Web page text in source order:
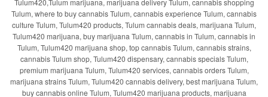
Tulum, where to buy cannabis Tulum, cannabis experience Tulum, cannabis
culture Tulum, Tulum420 products, Tulum cannabis deals, marijuana Tulum,
Tulum420 marijuana, buy marijuana Tulum, cannabis in Tulum, cannabis in
Tulum, Tulum420 marijuana shop, top cannabis Tulum, cannabis strains,
cannabis Tulum shop, Tulum420 dispensary, cannabis specials Tulum,
premium marijuana Tulum, Tulum420 services, cannabis orders Tulum,
marijuana strains Tulum, Tulum420 cannabis delivery, best marijuana Tulum,
buy cannabis online Tulum, Tulum420 marijuana products, marijuana